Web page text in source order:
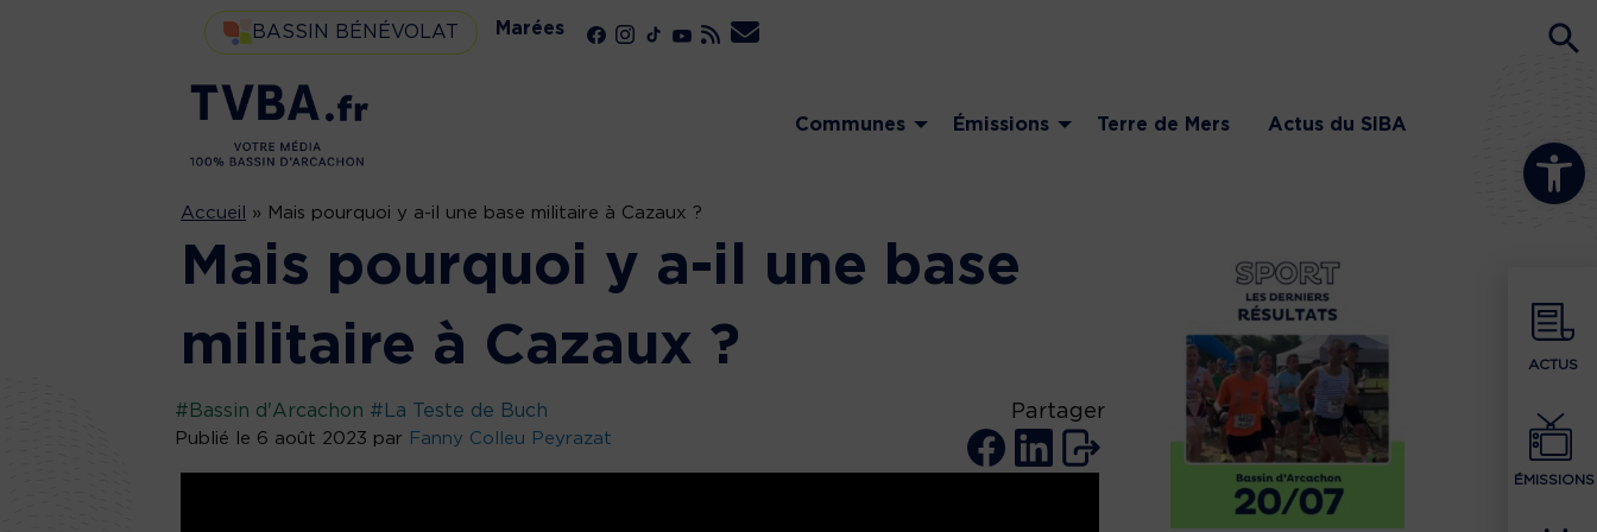
Ouvrir la
ACTUS
ÉMISSIONS
BASSIN BÉNÉVOLAT Marées
Communes Émissions Terre de Mers Actus du SIBA
Accueil » Mais pourquoi y a-il une base militaire à Cazaux ?
Mais pourquoi y a-il une base
militaire à Cazaux ?
#Bassin d'Arcachon #La Teste de Buch
Publié le 6 août 2023 par Fanny Colleu Peyrazat
Partager